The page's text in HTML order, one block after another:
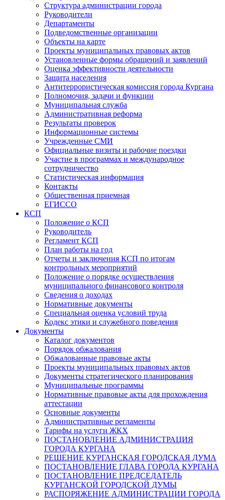
Структура администрации города
Руководители
Департаменты
Подведомственные организации
Объекты на карте
Проекты муниципальных правовых актов
Установленные формы обращений и заявлений
Оценка эффективности деятельности
Защита населения
Антитеррористическая комиссия города Кургана
Полномочия, задачи и функции
Муниципальная служба
Административная реформа
Результаты проверок
Информационные системы
Учрежденные СМИ
Официальные визиты и рабочие поездки
Участие в программах и международное
сотрудничество
Статистическая информация
Контакты
Общественная приемная
ЕГИССО
КСП
Положение о КСП
Руководитель
Регламент КСП
План работы на год
Отчеты и заключения КСП по итогам
контрольных мероприятий
Положение о порядке осуществления
муниципального финансового контроля
Сведения о доходах
Нормативные документы
Специальная оценка условий труда
Кодекс этики и служебного поведения
Документы
Каталог документов
Порядок обжалования
Обжалованные правовые акты
Проекты муниципальных правовых актов
Документы стратегического планирования
Муниципальные программы
Нормативные правовые акты для прохождения
аттестации
Основные документы
Административные регламенты
Тарифы на услуги ЖКХ
ПОСТАНОВЛЕНИЕ АДМИНИСТРАЦИЯ
ГОРОДА КУРГАНА
РЕШЕНИЕ КУРГАНСКАЯ ГОРОДСКАЯ ДУМА
ПОСТАНОВЛЕНИЕ ГЛАВА ГОРОДА КУРГАНА
ПОСТАНОВЛЕНИЕ ПРЕДСЕДАТЕЛЬ
КУРГАНСКОЙ ГОРОДСКОЙ ДУМЫ
РАСПОРЯЖЕНИЕ АДМИНИСТРАЦИИ ГОРОДА